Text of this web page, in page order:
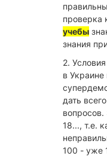
проверка
учебы
знания
2.
в
дать
вопросов.
18..., т.е.
100 - уже